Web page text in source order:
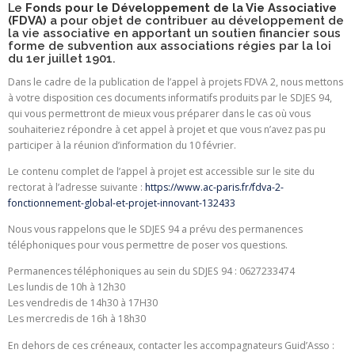
AIDE PÉDAGOGIQUE
LE RÉSEAU SPORTIF 94
CONTACTS
Le Fonds pour le Développement de la Vie Associative
(FDVA) a pour objet de contribuer au développement de
la vie associative en apportant un soutien financier sous
forme de subvention aux associations régies par la loi
du 1er juillet 1901.
Dans le cadre de la publication de l’appel à projets FDVA 2, nous mettons
à votre disposition ces documents informatifs produits par le SDJES 94,
qui vous permettront de mieux vous préparer dans le cas où vous
souhaiteriez répondre à cet appel à projet et que vous n’avez pas pu
participer à la réunion d’information du 10 février.
Le contenu complet de l’appel à projet est accessible sur le site du
rectorat à l’adresse suivante : https://www.ac-paris.fr/fdva-2-
fonctionnement-global-et-projet-innovant-132433
Nous vous rappelons que le SDJES 94 a prévu des permanences
téléphoniques pour vous permettre de poser vos questions.
Permanences téléphoniques au sein du SDJES 94 : 0627233474
Les lundis de 10h à 12h30
Les vendredis de 14h30 à 17H30
Les mercredis de 16h à 18h30
En dehors de ces créneaux, contacter les accompagnateurs Guid’Asso :